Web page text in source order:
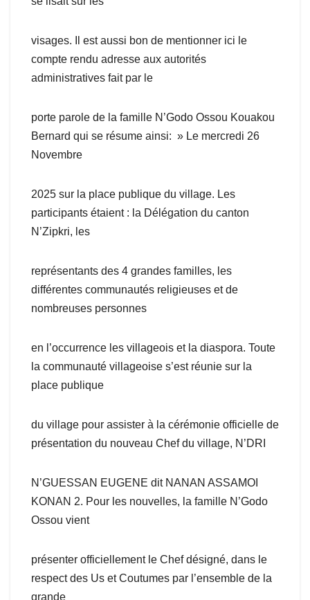
visages. Il est aussi bon de mentionner ici le
compte rendu adresse aux autorités
administratives fait par le
porte parole de la famille N’Godo Ossou Kouakou
Bernard qui se résume ainsi: » Le mercredi 26
Novembre
2025 sur la place publique du village. Les
participants étaient : la Délégation du canton
N’Zipkri, les
représentants des 4 grandes familles, les
différentes communautés religieuses et de
nombreuses personnes
en l’occurrence les villageois et la diaspora. Toute
la communauté villageoise s’est réunie sur la
place publique
du village pour assister à la cérémonie officielle de
présentation du nouveau Chef du village, N’DRI
N’GUESSAN EUGENE dit NANAN ASSAMOI
KONAN 2. Pour les nouvelles, la famille N’Godo
Ossou vient
présenter officiellement le Chef désigné, dans le
respect des Us et Coutumes par l’ensemble de la
grande